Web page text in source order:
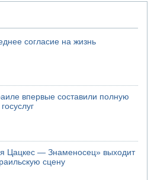
согласие на жизнь
впервые составили полную
Цацкес — Знаменосец» выходит
сцену